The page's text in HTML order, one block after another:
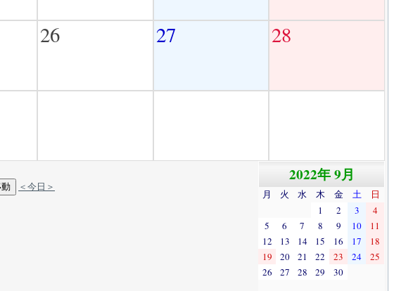
26 27 28
＜今日＞
2022年 9月
月 火 水 木 金 土
日
1
2 3
4
5
6 7 8 9 10
11
12
13 14 15 16 17
18
19
20 21 22 23 24
25
26
27 28 29 30